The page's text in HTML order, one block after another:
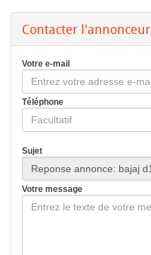
Contacter l'annonceur
Votre e-mail
Téléphone
Sujet
Votre message